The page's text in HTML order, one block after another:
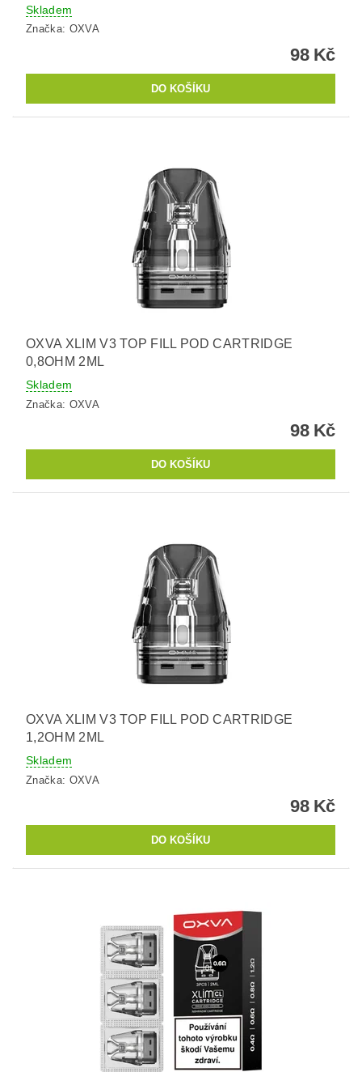
Skladem
Značka: OXVA
98 Kč
OXVA XLIM V3 TOP FILL POD CARTRIDGE
0,8OHM 2ML
Skladem
Značka: OXVA
98 Kč
OXVA XLIM V3 TOP FILL POD CARTRIDGE
1,2OHM 2ML
Skladem
Značka: OXVA
98 Kč